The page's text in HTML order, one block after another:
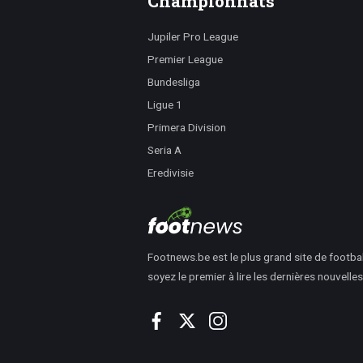
Jupiler Pro League
Premier League
Bundesliga
Ligue 1
Primera Division
Seria A
Eredivisie
Footnews.be est le plus grand site de
soyez le premier à lire les dernières